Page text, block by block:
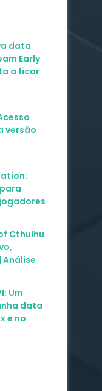
data
Early
a ficar
versão
Cthulhu
Um
data
e no